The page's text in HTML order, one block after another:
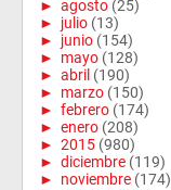
► agosto (25)
► julio (13)
► junio (154)
► mayo (128)
► abril (190)
► marzo (150)
► febrero (174)
► enero (208)
► 2015 (980)
► diciembre (119)
► noviembre (174)